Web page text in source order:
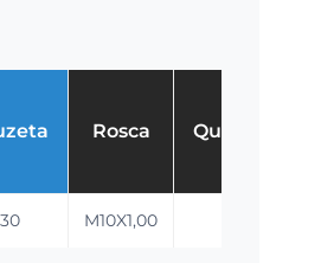
Rosca Quant.
M10X1,00